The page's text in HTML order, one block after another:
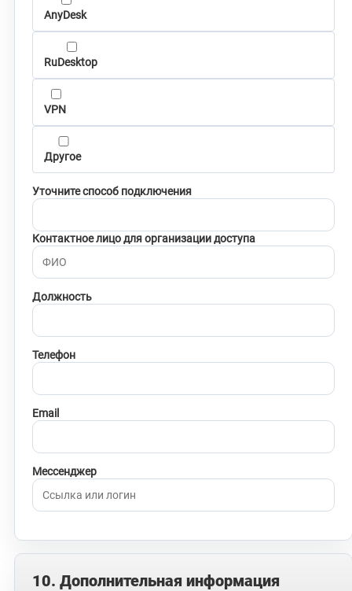
AnyDesk
RuDesktop
VPN
Другое
Уточните способ подключения
Контактное лицо для организации доступа
Должность
Телефон
Email
Мессенджер
10. Дополнительная информация